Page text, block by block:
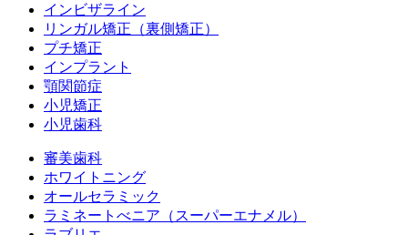
インビザライン
リンガル矯正（裏側矯正）
プチ矯正
インプラント
顎関節症
小児矯正
小児歯科
審美歯科
ホワイトニング
オールセラミック
ラミネートべニア （スーパーエナメル）